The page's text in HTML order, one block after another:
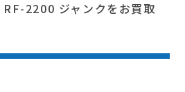
2200 ジャンクをお買取